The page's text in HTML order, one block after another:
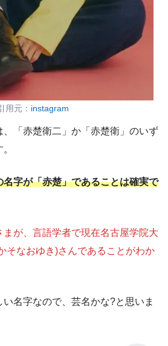
用元： instagram
「赤楚衛二」か「赤楚衛」のいず
字が「赤楚」であることは確実で
が、言語学者で現在名古屋学院大
そなおゆき)さんであることがわか
い名字なので、芸名かな?と思いま